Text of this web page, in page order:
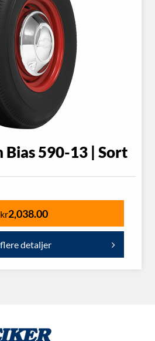
Bias 590-13 | Sort
kr2,038.00
flere detaljer